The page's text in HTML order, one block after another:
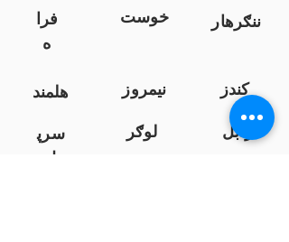
فرا
ه
خوست ننګرهار
هلمند نیمروز
کندز
سرپ
ل
لوګر زابل